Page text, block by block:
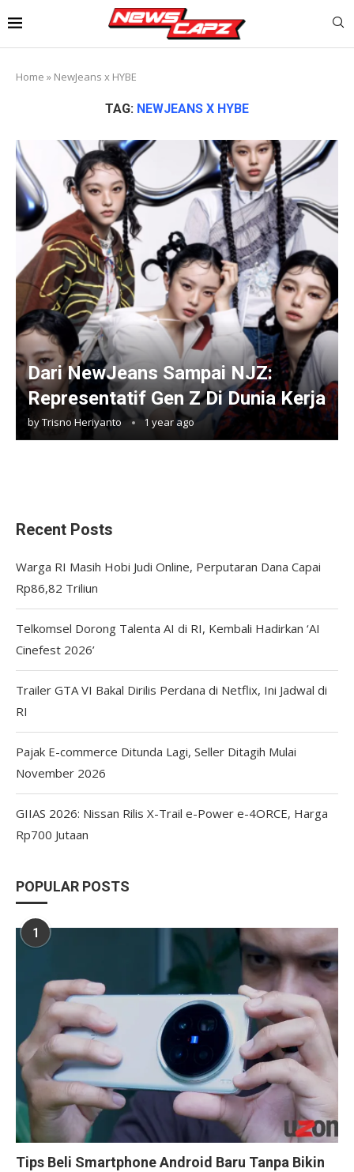
Home » NewJeans x HYBE
TAG: NEWJEANS X HYBE
Dari NewJeans Sampai NJZ:
Representatif Gen Z Di Dunia Kerja
byTrisno Heriyanto 1 year ago
Recent Posts
Warga RI Masih Hobi Judi Online, Perputaran Dana Capai
Rp86,82 Triliun
Telkomsel Dorong Talenta AI di RI, Kembali Hadirkan ‘AI
Cinefest 2026’
Trailer GTA VI Bakal Dirilis Perdana di Netflix, Ini Jadwal di
RI
Pajak E-commerce Ditunda Lagi, Seller Ditagih Mulai
November 2026
GIIAS 2026: Nissan Rilis X-Trail e-Power e-4ORCE, Harga
Rp700 Jutaan
POPULAR POSTS
1
Tips Beli Smartphone Android Baru Tanpa Bikin